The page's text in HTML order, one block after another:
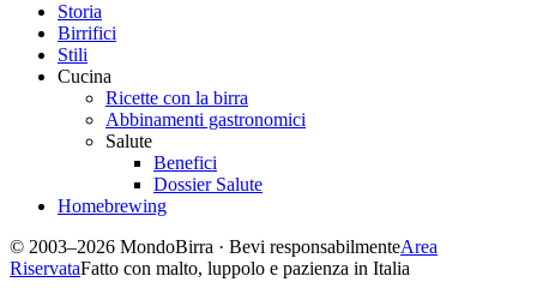
Storia
Birrifici
Stili
Cucina
Ricette con la birra
Abbinamenti gastronomici
Salute
Benefici
Dossier Salute
Homebrewing
© 2003–2026 MondoBirra · Bevi responsabilmenteArea
RiservataFatto con malto, luppolo e pazienza in Italia